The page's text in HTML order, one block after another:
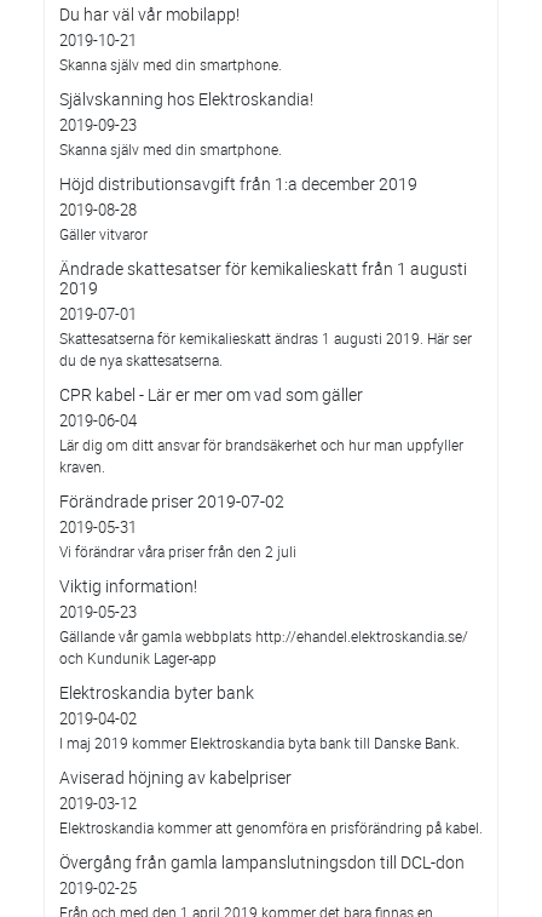
Du har väl vår mobilapp!
2019-10-21
Skanna själv med din smartphone.
Självskanning hos Elektroskandia!
2019-09-23
Skanna själv med din smartphone.
Höjd distributionsavgift från 1:a december 2019
2019-08-28
Gäller vitvaror
Ändrade skattesatser för kemikalieskatt från 1 augusti
2019
2019-07-01
Skattesatserna för kemikalieskatt ändras 1 augusti 2019. Här ser
du de nya skattesatserna.
CPR kabel - Lär er mer om vad som gäller
2019-06-04
Lär dig om ditt ansvar för brandsäkerhet och hur man uppfyller
kraven.
Förändrade priser 2019-07-02
2019-05-31
Vi förändrar våra priser från den 2 juli
Viktig information!
2019-05-23
Gällande vår gamla webbplats http://ehandel.elektroskandia.se/
och Kundunik Lager-app
Elektroskandia byter bank
2019-04-02
I maj 2019 kommer Elektroskandia byta bank till Danske Bank.
Aviserad höjning av kabelpriser
2019-03-12
Elektroskandia kommer att genomföra en prisförändring på kabel.
Övergång från gamla lampanslutningsdon till DCL-don
2019-02-25
Från och med den 1 april 2019 kommer det bara finnas en